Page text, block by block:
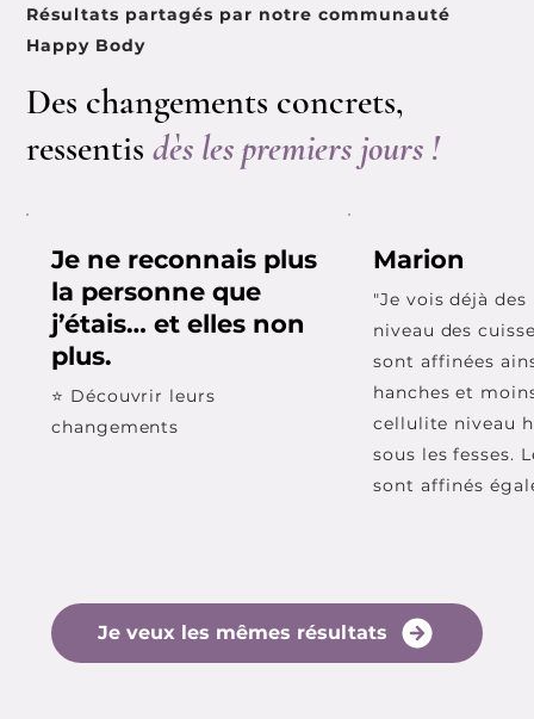
Résultats partagés par notre communauté
Happy Body
Des changements concrets,
ressentisdès les premiers jours !
Je ne reconnais plus
la personne que
j’étais… et elles non
plus.
⭐ Découvrir leurs
changements
Marion
"Je vois déjà
niveau des
sont affinées
hanches et
cellulite niveau
sous les fesses.
sont affinés
Je veux les mêmes résultats